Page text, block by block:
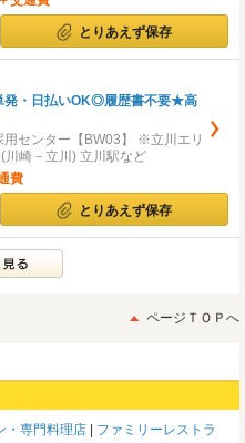
とりあえず保存
発・日払いOK◎履歴書不要★高
センター【BW03】 ※立川エリ
川崎－立川) 立川駅など
費
とりあえず保存
ページＴＯＰへ
・専門料理店
ファミリーレストラ